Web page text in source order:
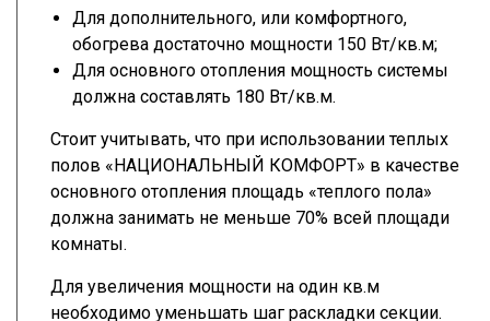
Для дополнительного, или комфортного,
обогрева достаточно мощности 150 Вт/кв.м;
Для основного отопления мощность системы
должна составлять 180 Вт/кв.м.
Стоит учитывать, что при использовании теплых
полов «НАЦИОНАЛЬНЫЙ КОМФОРТ» в качестве
основного отопления площадь «теплого пола»
должна занимать не меньше 70% всей площади
комнаты.
Для увеличения мощности на один кв.м
необходимо уменьшать шаг раскладки секции.